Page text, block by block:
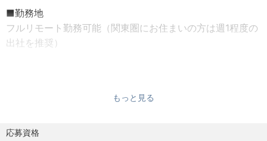
中する開発スタイルを採用しています。
そのため、エンジニア社員に対して１人１枚クレジットカ
ードを付与し、好きなAIに投資しつつ開発を進めていま
【具体的には】
■勤務地
フルリモート勤務可能（関東圏にお住まいの方は週1程度の
出社を推奨）
業務における役割、経験・能力を考慮の上、決定いたしま
もっと見る
応募資格